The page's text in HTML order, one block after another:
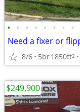
• • • • • • • •
8/6 5br1850ft2
$249,900